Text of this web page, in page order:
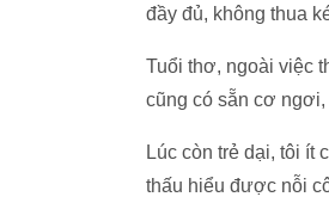
đầy đủ, không thua
Tuổi thơ, ngoài việc
cũng có sẵn cơ
Lúc còn trẻ dại, tôi ít
thấu hiểu được nỗi